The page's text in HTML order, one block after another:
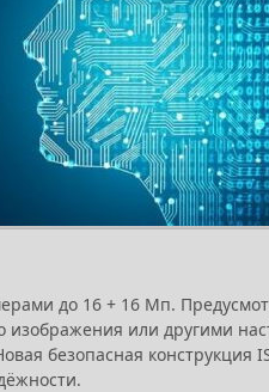
до 16 + 16 Мп.
изображения или другими
безопасная конструкция